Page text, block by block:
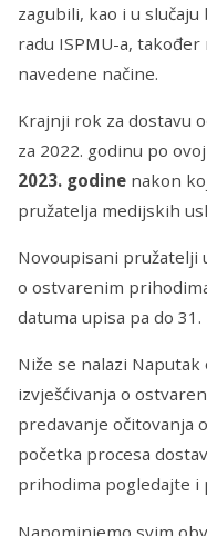
zagubili, kao i u
radu ISPMU-a,
navedene načine.
Krajnji rok za dostavu
za 2022. godinu po
2023. godine nakon
pružatelja medijskih
Novoupisani pružatelji
o ostvarenim
datuma upisa pa do
Niže se nalazi
izvješćivanja o
predavanje očitovanja
početka procesa
prihodima pogledajte i
Napominjemo svim